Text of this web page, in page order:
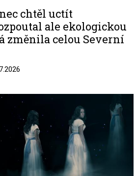
chtěl uctít
ale ekologickou
změnila celou Severní